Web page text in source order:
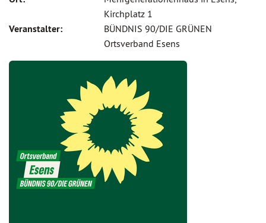
Kirchplatz 1
Veranstalter:
BÜNDNIS 90/DIE GRÜNEN
Ortsverband Esens